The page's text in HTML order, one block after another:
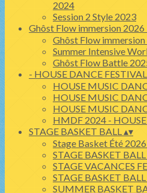
2024
Session 2 Style 2023
Ghôst Flow immersion 2026
Ghôst Flow
Summer Intensive
Ghôst Flow Battle
- HOUSE DANCE FESTIVAL
HOUSE MUSIC
HOUSE MUSIC
HOUSE MUSIC
HMDF 2024 -
STAGE BASKET BALL▴▾
Stage Basket Été
STAGE BASKET
STAGE VACANCES
STAGE BASKET
SUMMER BASKET